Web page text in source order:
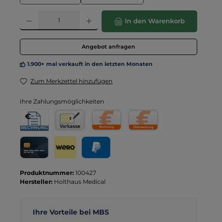
Produkt Anzahl: Gib den gewünschten Wert ein oder benutze die
In den Warenkorb
Angebot anfragen
1.900+ mal verkauft in den letzten Monaten
Zum Merkzettel hinzufügen
Ihre Zahlungsmöglichkeiten
Rechnung
Rechnung für Behörden
Vorkasse
Produktnummer: 100427
Hersteller: Holthaus Medical
Ihre Vorteile bei MBS